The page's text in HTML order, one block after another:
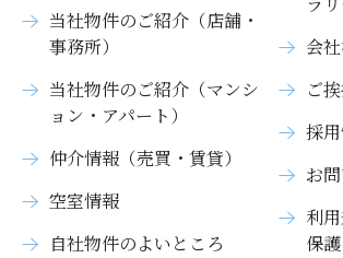
当社物件のご紹介（店舗・
事務所）
当社物件のご紹介（マンシ
ョン・アパート）
仲介情報（売買・賃貸）
空室情報
自社物件のよいところ
会
ご
採
お
利
保